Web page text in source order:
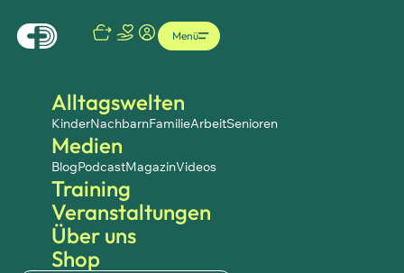
Alltagswelten
KinderNachbarnFamilieArbeitSenioren
Medien
BlogPodcastMagazinVideos
Training
Veranstaltungen
Über uns
Shop
Menü